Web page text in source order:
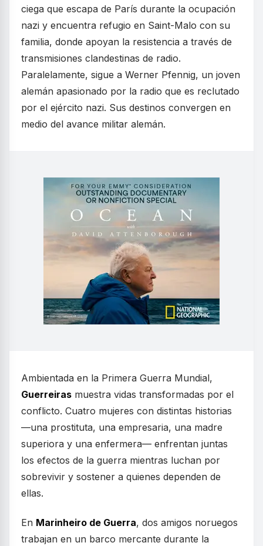
ciega que escapa de París durante la ocupación
nazi y encuentra refugio en Saint-Malo con su
familia, donde apoyan la resistencia a través de
transmisiones clandestinas de radio.
Paralelamente, sigue a Werner Pfennig, un joven
alemán apasionado por la radio que es reclutado
por el ejército nazi. Sus destinos convergen en
medio del avance militar alemán.
Ambientada en la Primera Guerra Mundial,
Guerreiras muestra vidas transformadas por el
conflicto. Cuatro mujeres con distintas historias
—una prostituta, una empresaria, una madre
superiora y una enfermera— enfrentan juntas
los efectos de la guerra mientras luchan por
sobrevivir y sostener a quienes dependen de
ellas.
En Marinheiro de Guerra, dos amigos noruegos
trabajan en un barco mercante durante la